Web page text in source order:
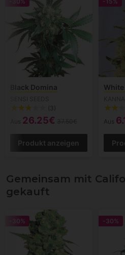
Black Domina
(3)
26.25€
Produkt anzeigen
Aus
Gemeinsam mit
gekauft
-30% -30%